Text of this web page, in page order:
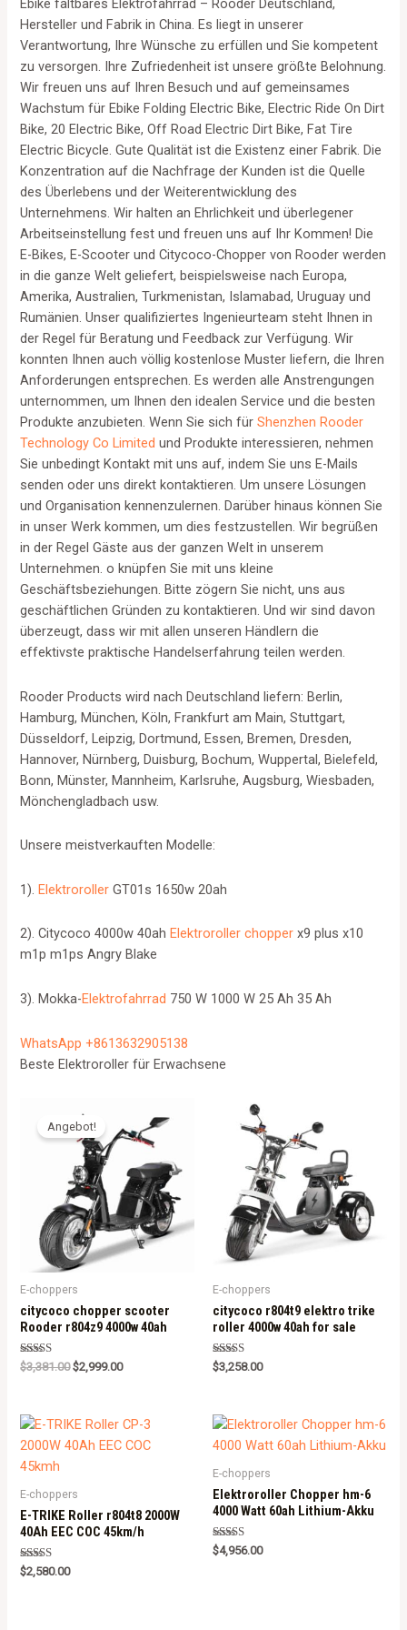
Ebike faltbares Elektrofahrrad – Rooder Deutschland,
Hersteller und Fabrik in China. Es liegt in unserer
Verantwortung, Ihre Wünsche zu erfüllen und Sie kompetent
zu versorgen. Ihre Zufriedenheit ist unsere größte Belohnung.
Wir freuen uns auf Ihren Besuch und auf gemeinsames
Wachstum für Ebike Folding Electric Bike, Electric Ride On Dirt
Bike, 20 Electric Bike, Off Road Electric Dirt Bike, Fat Tire
Electric Bicycle. Gute Qualität ist die Existenz einer Fabrik. Die
Konzentration auf die Nachfrage der Kunden ist die Quelle
des Überlebens und der Weiterentwicklung des
Unternehmens. Wir halten an Ehrlichkeit und überlegener
Arbeitseinstellung fest und freuen uns auf Ihr Kommen! Die
E-Bikes, E-Scooter und Citycoco-Chopper von Rooder werden
in die ganze Welt geliefert, beispielsweise nach Europa,
Amerika, Australien, Turkmenistan, Islamabad, Uruguay und
Rumänien. Unser qualifiziertes Ingenieurteam steht Ihnen in
der Regel für Beratung und Feedback zur Verfügung. Wir
konnten Ihnen auch völlig kostenlose Muster liefern, die Ihren
Anforderungen entsprechen. Es werden alle Anstrengungen
unternommen, um Ihnen den idealen Service und die besten
Produkte anzubieten. Wenn Sie sich fürShenzhen Rooder
Technology Co Limited und Produkte interessieren, nehmen
Sie unbedingt Kontakt mit uns auf, indem Sie uns E-Mails
senden oder uns direkt kontaktieren. Um unsere Lösungen
und Organisation kennenzulernen. Darüber hinaus können Sie
in unser Werk kommen, um dies festzustellen. Wir begrüßen
in der Regel Gäste aus der ganzen Welt in unserem
Unternehmen. o knüpfen Sie mit uns kleine
Geschäftsbeziehungen. Bitte zögern Sie nicht, uns aus
geschäftlichen Gründen zu kontaktieren. Und wir sind davon
überzeugt, dass wir mit allen unseren Händlern die
effektivste praktische Handelserfahrung teilen werden.
Rooder Products wird nach Deutschland liefern: Berlin,
Hamburg, München, Köln, Frankfurt am Main, Stuttgart,
Düsseldorf, Leipzig, Dortmund, Essen, Bremen, Dresden,
Hannover, Nürnberg, Duisburg, Bochum, Wuppertal, Bielefeld,
Bonn, Münster, Mannheim, Karlsruhe, Augsburg, Wiesbaden,
Mönchengladbach usw.
Unsere meistverkauften Modelle:
1).Elektroroller GT01s 1650w 20ah
2). Citycoco 4000w 40ah Elektroroller chopper x9 plus x10
m1p m1ps Angry Blake
3). Mokka-Elektrofahrrad 750 W 1000 W 25 Ah 35 Ah
WhatsApp +8613632905138
Beste Elektroroller für Erwachsene
Angebot!
E-choppers
citycoco chopper scooter
Rooder r804z9 4000w 40ah
Rated
5.00
$3,381.00 $2,999.00
E-choppers
citycoco r804t9 elektro trike
roller 4000w 40ah for sale
Rated
5.00
$3,258.00
E-choppers
E-TRIKE Roller r804t8 2000W
40Ah EEC COC 45km/h
Rated
5.00
$2,580.00
E-choppers
Elektroroller Chopper hm-6
4000 Watt 60ah Lithium-Akku
Rated
5.00
$4,956.00